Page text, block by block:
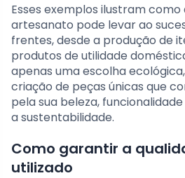
Esses exemplos ilustram como
artesanato pode levar ao
frentes, desde a produção de
produtos de utilidade
apenas uma escolha
criação de peças únicas que
pela sua beleza,
a sustentabilidade.
Como garantir a
utilizado